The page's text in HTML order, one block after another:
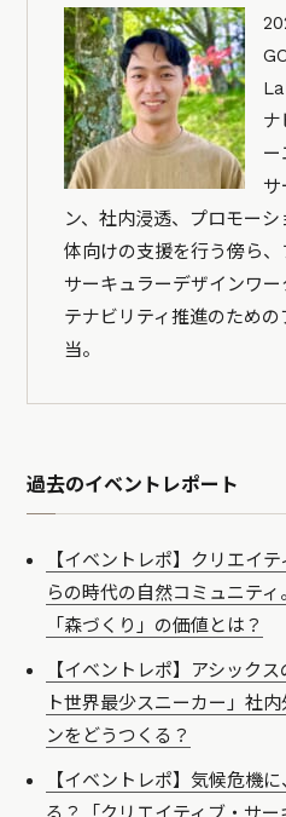
ナ
ー
サ
ン、社内浸透、プロモー
体向けの支援を行う傍ら
サーキュラーデザインワ
テナビリティ推進のため
当。
過去のイベントレポート
【イベントレポ】クリエイ
らの時代の自然コミュニテ
「森づくり」の価値とは？
【イベントレポ】アシック
ト世界最少スニーカー」社
ンをどうつくる？
【イベントレポ】気候危機